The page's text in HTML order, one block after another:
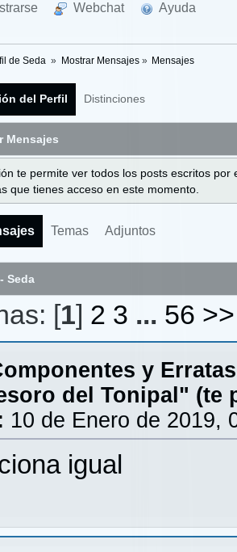
Webchat Ayuda
de Seda » Mostrar Mensajes» Mensajes
del Perfil Distinciones
Mensajes
te permite ver todos los posts escritos
que tienes acceso en este momento.
Temas Adjuntos
Seda
[1] 2 3 ... 56 >>
y Erratas
del Tonipal" (te
10 de Enero de 2019,
igual